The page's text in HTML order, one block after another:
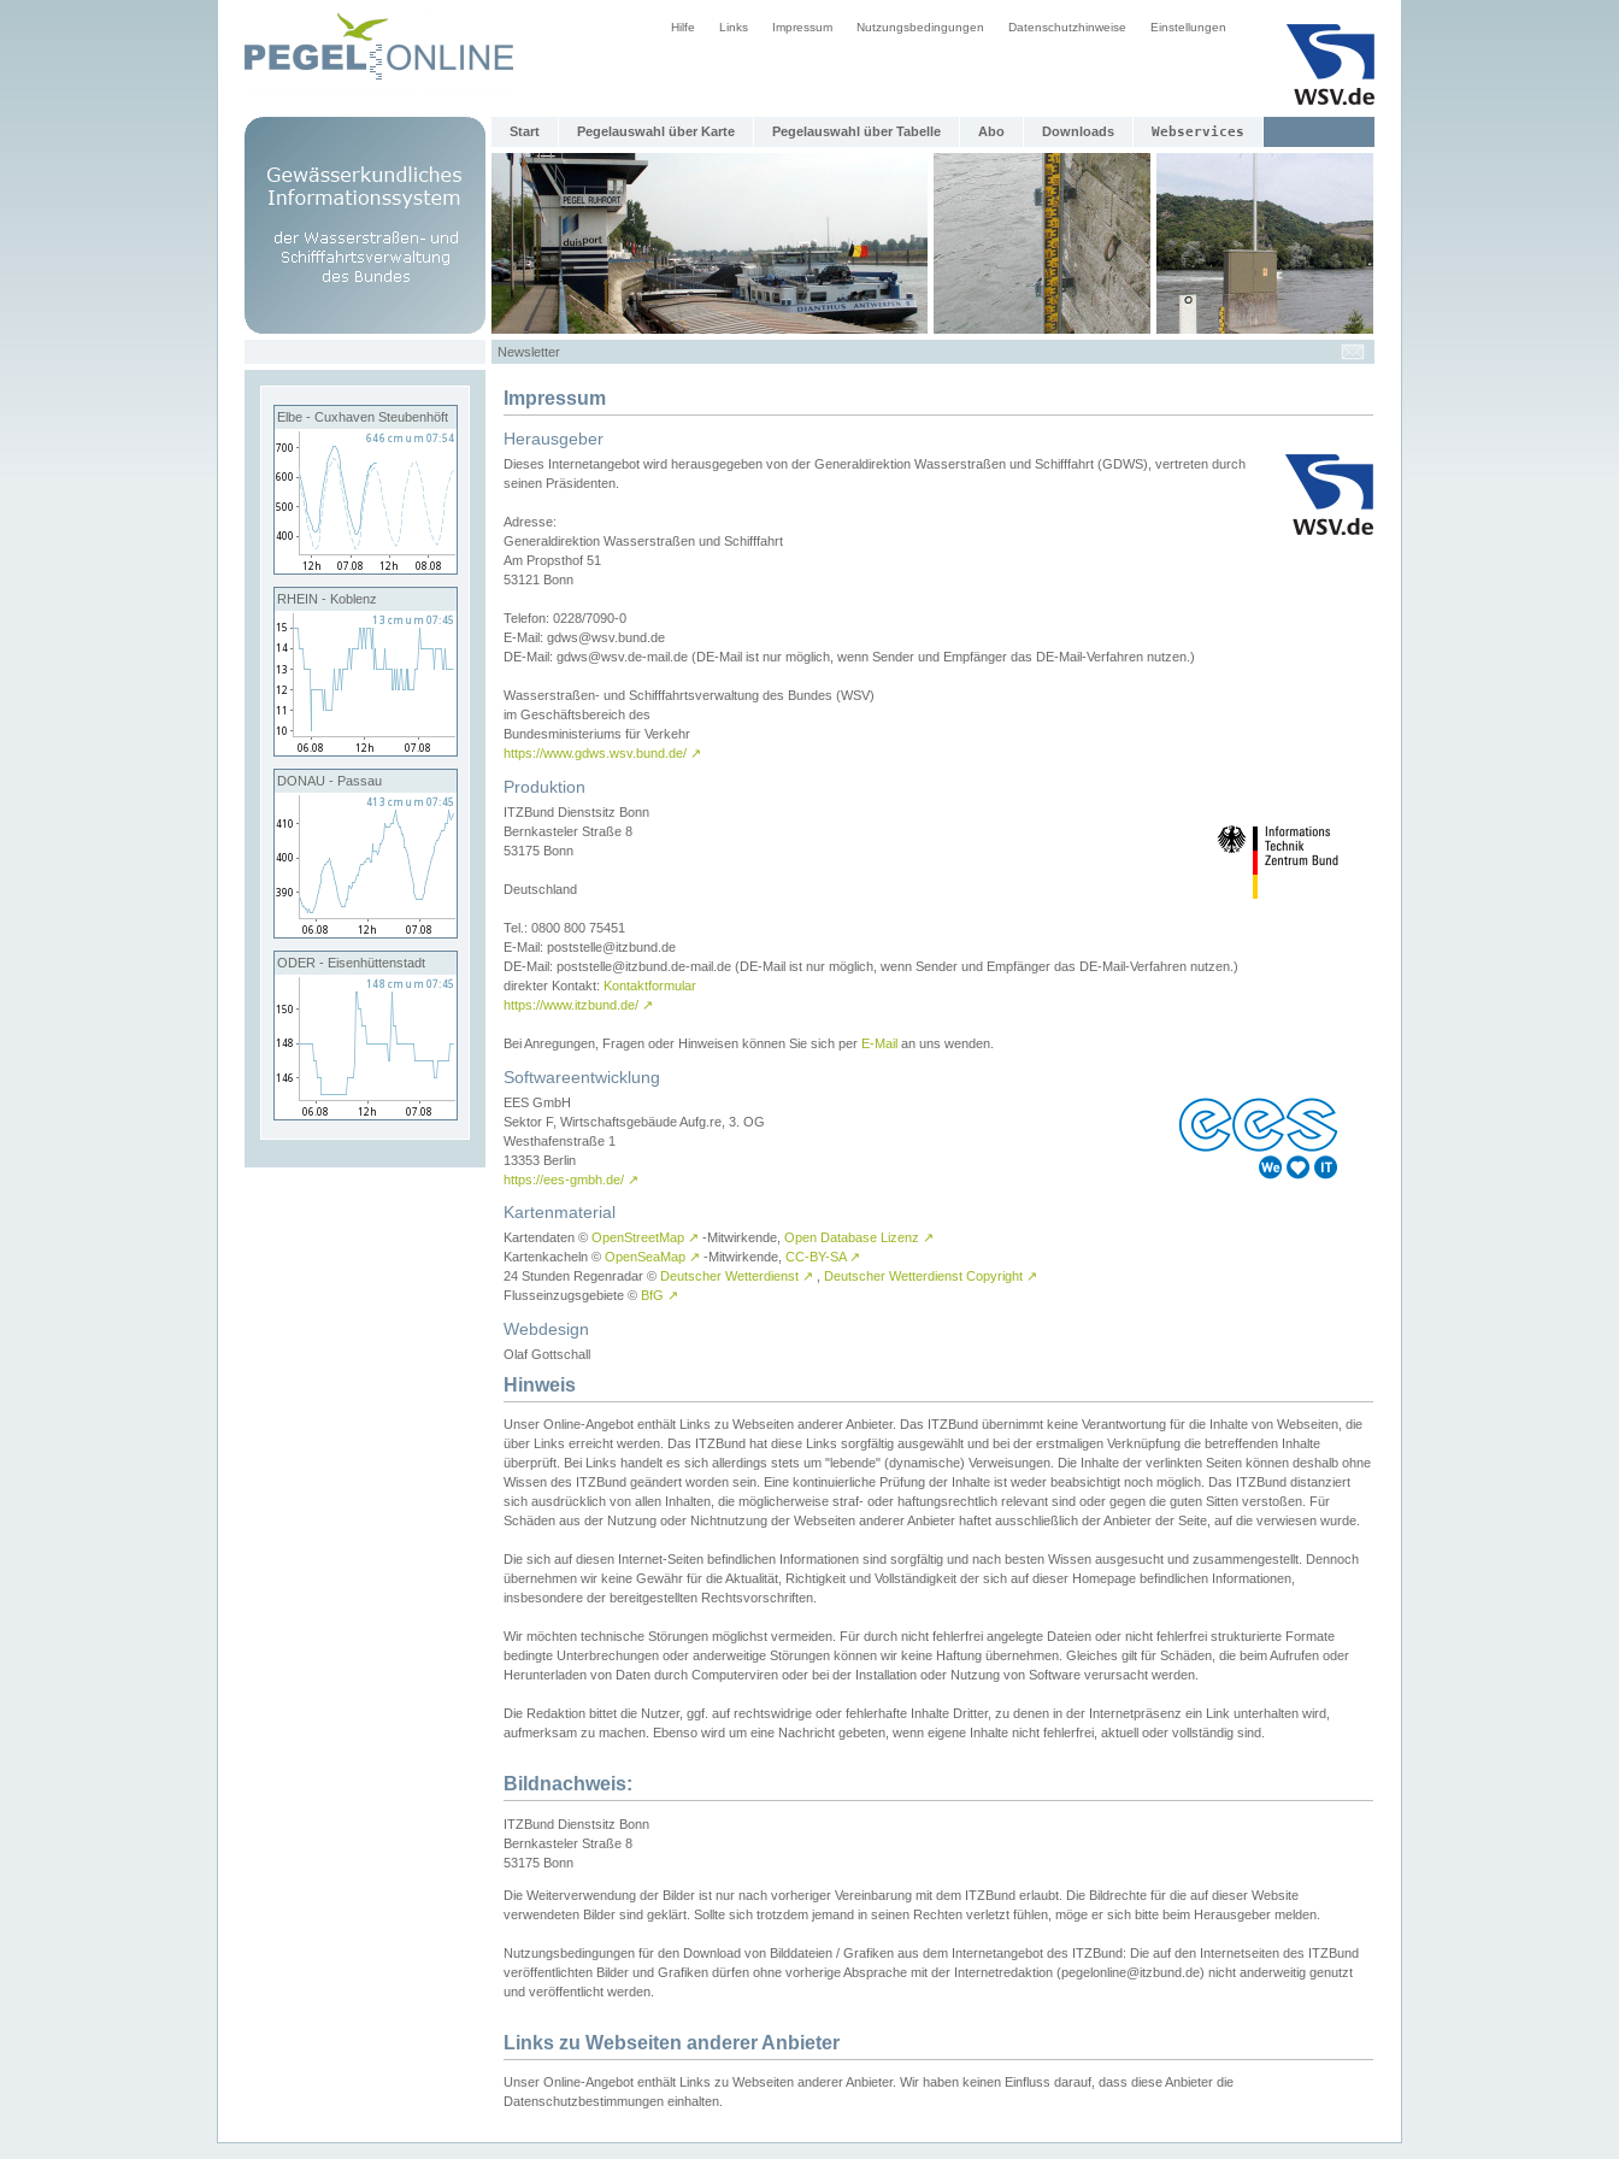
Hilfe Links Impressum Nutzungsbedingungen Datenschutzhinweise Einstellungen
Start Pegelauswahl über Karte Pegelauswahl über Tabelle Abo Downloads Webservices
Newsletter
Elbe - Cuxhaven Steubenhöft
RHEIN - Koblenz
DONAU - Passau
ODER - Eisenhüttenstadt
Impressum
Herausgeber
Dieses Internetangebot wird herausgegeben von der Generaldirektion Wasserstraßen und Schifffahrt (GDWS), vertreten durch
seinen Präsidenten.
Adresse:
Generaldirektion Wasserstraßen und Schifffahrt
Am Propsthof 51
53121 Bonn
Telefon: 0228/7090-0
E-Mail: gdws@wsv.bund.de
DE-Mail: gdws@wsv.de-mail.de (DE-Mail ist nur möglich, wenn Sender und Empfänger das DE-Mail-Verfahren nutzen.)
Wasserstraßen- und Schifffahrtsverwaltung des Bundes (WSV)
im Geschäftsbereich des
Bundesministeriums für Verkehr
https://www.gdws.wsv.bund.de/ ↗
Produktion
ITZBund Dienstsitz Bonn
Bernkasteler Straße 8
53175 Bonn
Deutschland
Tel.: 0800 800 75451
E-Mail: poststelle@itzbund.de
DE-Mail: poststelle@itzbund.de-mail.de (DE-Mail ist nur möglich, wenn Sender und Empfänger das DE-Mail-Verfahren nutzen.)
direkter Kontakt: Kontaktformular
https://www.itzbund.de/ ↗
Bei Anregungen, Fragen oder Hinweisen können Sie sich per E-Mail an uns wenden.
Softwareentwicklung
EES GmbH
Sektor F, Wirtschaftsgebäude Aufg.re, 3. OG
Westhafenstraße 1
13353 Berlin
https://ees-gmbh.de/ ↗
Kartenmaterial
Kartendaten © OpenStreetMap ↗ -Mitwirkende, Open Database Lizenz ↗
Kartenkacheln © OpenSeaMap ↗ -Mitwirkende, CC-BY-SA ↗
24 Stunden Regenradar © Deutscher Wetterdienst ↗ Deutscher Wetterdienst Copyright ↗
Flusseinzugsgebiete © BfG ↗
Webdesign
Olaf Gottschall
Hinweis
Unser Online-Angebot enthält Links zu Webseiten anderer Anbieter. Das ITZBund übernimmt keine Verantwortung für die Inhalte von Webseiten, die
über Links erreicht werden. Das ITZBund hat diese Links sorgfältig ausgewählt und bei der erstmaligen Verknüpfung die betreffenden Inhalte
überprüft. Bei Links handelt es sich allerdings stets um "lebende" (dynamische) Verweisungen. Die Inhalte der verlinkten Seiten können deshalb ohne
Wissen des ITZBund geändert worden sein. Eine kontinuierliche Prüfung der Inhalte ist weder beabsichtigt noch möglich. Das ITZBund distanziert
sich ausdrücklich von allen Inhalten, die möglicherweise straf- oder haftungsrechtlich relevant sind oder gegen die guten Sitten verstoßen. Für
Schäden aus der Nutzung oder Nichtnutzung der Webseiten anderer Anbieter haftet ausschließlich der Anbieter der Seite, auf die verwiesen wurde.
Die sich auf diesen Internet-Seiten befindlichen Informationen sind sorgfältig und nach besten Wissen ausgesucht und zusammengestellt. Dennoch
übernehmen wir keine Gewähr für die Aktualität, Richtigkeit und Vollständigkeit der sich auf dieser Homepage befindlichen Informationen,
insbesondere der bereitgestellten Rechtsvorschriften.
Wir möchten technische Störungen möglichst vermeiden. Für durch nicht fehlerfrei angelegte Dateien oder nicht fehlerfrei strukturierte Formate
bedingte Unterbrechungen oder anderweitige Störungen können wir keine Haftung übernehmen. Gleiches gilt für Schäden, die beim Aufrufen oder
Herunterladen von Daten durch Computerviren oder bei der Installation oder Nutzung von Software verursacht werden.
Die Redaktion bittet die Nutzer, ggf. auf rechtswidrige oder fehlerhafte Inhalte Dritter, zu denen in der Internetpräsenz ein Link unterhalten wird,
aufmerksam zu machen. Ebenso wird um eine Nachricht gebeten, wenn eigene Inhalte nicht fehlerfrei, aktuell oder vollständig sind.
Bildnachweis:
ITZBund Dienstsitz Bonn
Bernkasteler Straße 8
53175 Bonn
Die Weiterverwendung der Bilder ist nur nach vorheriger Vereinbarung mit dem ITZBund erlaubt. Die Bildrechte für die auf dieser Website
verwendeten Bilder sind geklärt. Sollte sich trotzdem jemand in seinen Rechten verletzt fühlen, möge er sich bitte beim Herausgeber melden.
Nutzungsbedingungen für den Download von Bilddateien / Grafiken aus dem Internetangebot des ITZBund: Die auf den Internetseiten des ITZBund
veröffentlichten Bilder und Grafiken dürfen ohne vorherige Absprache mit der Internetredaktion (pegelonline@itzbund.de) nicht anderweitig genutzt
und veröffentlicht werden.
Links zu Webseiten anderer Anbieter
Unser Online-Angebot enthält Links zu Webseiten anderer Anbieter. Wir haben keinen Einfluss darauf, dass diese Anbieter die
Datenschutzbestimmungen einhalten.